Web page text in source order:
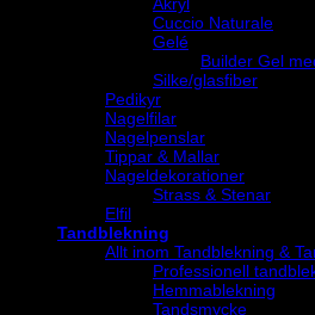
Cuccio Naturale
Gelé
Builder Gel
Silke/glasfiber
Pedikyr
Nagelfilar
Nagelpenslar
Tippar & Mallar
Nageldekorationer
Strass & Stenar
Elfil
Tandblekning
Allt inom Tandblekning &
Professionell
Hemmablekning
Tandsmycke